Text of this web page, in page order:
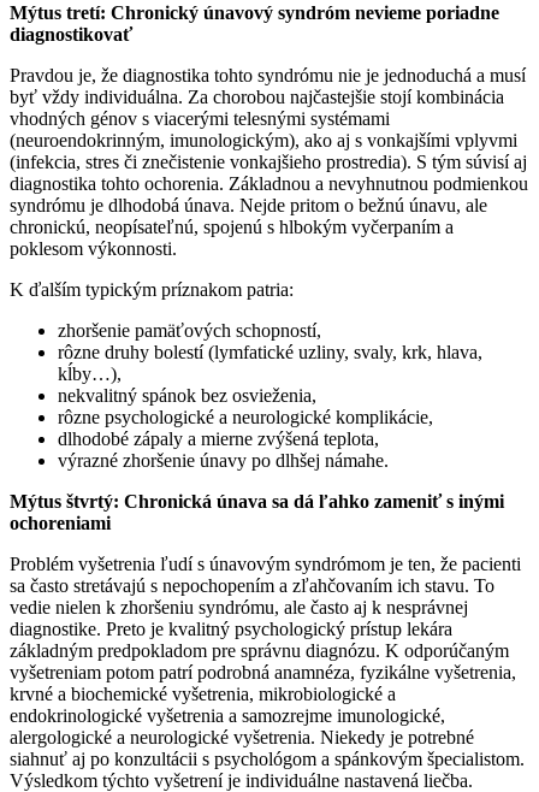
Mýtus tretí: Chronický únavový syndróm nevieme poriadne
diagnostikovať
Pravdou je, že diagnostika tohto syndrómu nie je jednoduchá a musí
byť vždy individuálna. Za chorobou najčastejšie stojí kombinácia
vhodných génov s viacerými telesnými systémami
(neuroendokrinným, imunologickým), ako aj s vonkajšími vplyvmi
(infekcia, stres či znečistenie vonkajšieho prostredia). S tým súvisí aj
diagnostika tohto ochorenia. Základnou a nevyhnutnou podmienkou
syndrómu je dlhodobá únava. Nejde pritom o bežnú únavu, ale
chronickú, neopísateľnú, spojenú s hlbokým vyčerpaním a
poklesom výkonnosti.
K ďalším typickým príznakom patria:
zhoršenie pamäťových schopností,
rôzne druhy bolestí (lymfatické uzliny, svaly, krk, hlava,
kĺby…),
nekvalitný spánok bez osvieženia,
rôzne psychologické a neurologické komplikácie,
dlhodobé zápaly a mierne zvýšená teplota,
výrazné zhoršenie únavy po dlhšej námahe.
Mýtus štvrtý: Chronická únava sa dá ľahko zameniť s inými
ochoreniami
Problém vyšetrenia ľudí s únavovým syndrómom je ten, že pacienti
sa často stretávajú s nepochopením a zľahčovaním ich stavu. To
vedie nielen k zhoršeniu syndrómu, ale často aj k nesprávnej
diagnostike. Preto je kvalitný psychologický prístup lekára
základným predpokladom pre správnu diagnózu. K odporúčaným
vyšetreniam potom patrí podrobná anamnéza, fyzikálne vyšetrenia,
krvné a biochemické vyšetrenia, mikrobiologické a
endokrinologické vyšetrenia a samozrejme imunologické,
alergologické a neurologické vyšetrenia. Niekedy je potrebné
siahnuť aj po konzultácii s psychológom a spánkovým špecialistom.
Výsledkom týchto vyšetrení je individuálne nastavená liečba.